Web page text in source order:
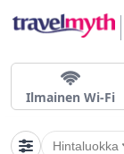
Ilmainen Wi-Fi
Hintaluokka